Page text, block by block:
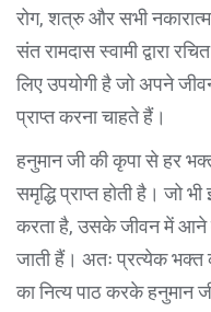
रोग, शत्रु और सभी
संत रामदास स्वामी द्वारा
लिए उपयोगी है जो अपने
प्राप्त करना चाहते हैं।
हनुमान जी की कृपा से हर
समृद्धि प्राप्त होती है। जो
करता है, उसके जीवन में आने
जाती हैं। अतः प्रत्येक भक्त
का नित्य पाठ करके हनुमान